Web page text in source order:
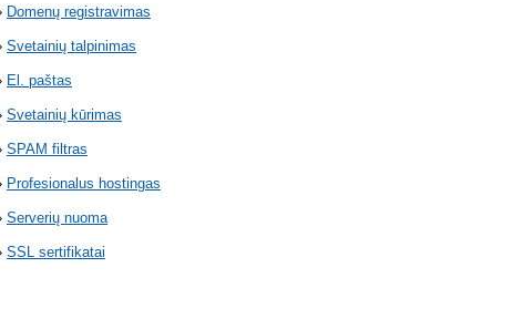
Domenų registravimas
Svetainių talpinimas
El. paštas
Svetainių kūrimas
SPAM filtras
Profesionalus hostingas
Serverių nuoma
SSL sertifikatai